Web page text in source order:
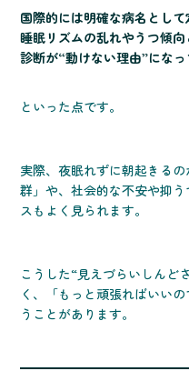
国際的には明確な病名とし
睡眠リズムの乱れやうつ傾
診断が“動けない理由”にな
といった点です。
実際、夜眠れずに朝起きる
群」や、社会的な不安や抑
スもよく見られます。
こうした“見えづらいしんど
く、「もっと頑張ればいい
うことがあります。